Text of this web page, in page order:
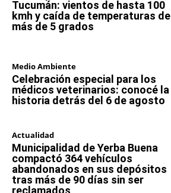
Tucumán: vientos de hasta 100
kmh y caída de temperaturas de
más de 5 grados
Medio Ambiente
Celebración especial para los
médicos veterinarios: conocé la
historia detrás del 6 de agosto
Actualidad
Municipalidad de Yerba Buena
compactó 364 vehículos
abandonados en sus depósitos
tras más de 90 días sin ser